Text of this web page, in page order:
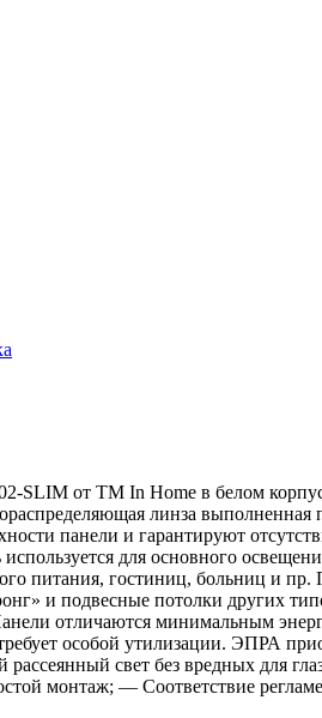
SLIM от ТМ In Home в белом
линза
панели и гарантируют
для основного
питания, гостиниц, больниц и
и подвесные потолки других
отличаются минимальным
особой утилизации. ЭПРА
свет без вредных для
монтаж; — Соответствие